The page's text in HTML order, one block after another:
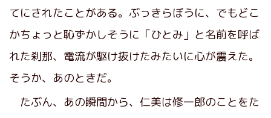
てにされたことがある。ぶっきらぼうに、でもどこ
かちょっと恥ずかしそうに「ひとみ」と名前を呼ば
れた刹那、電流が駆け抜けたみたいに心が震えた。
そうか、あのときだ。
たぶん、あの瞬間から、仁美は修一郎のことをた